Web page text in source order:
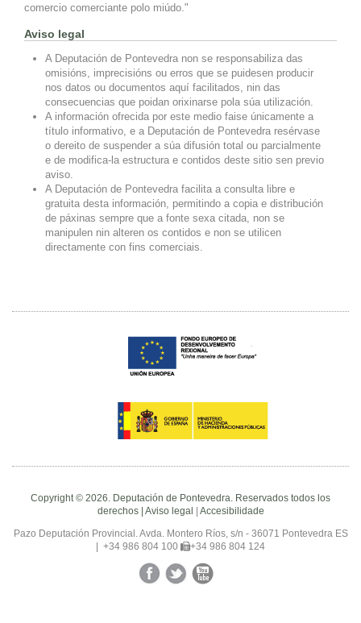
comercio comerciante polo miúdo."
Aviso legal
A Deputación de Pontevedra non se responsabiliza das
omisións, imprecisións ou erros que se puidesen producir
nos datos ou documentos aquí facilitados, nin das
consecuencias que poidan orixinarse pola súa utilización.
A información ofrecida por este medio faise únicamente a
título informativo, e a Deputación de Pontevedra resérvase
o dereito de suspender a súa difusión total ou parcialmente
e de modifica-la estructura e contidos deste sitio sen previo
aviso.
A Deputación de Pontevedra facilita a consulta libre e
gratuita desta información, permitindo a copia e distribución
de páxinas sempre que a fonte sexa citada, non se
manipulen nin alteren os contidos e non se utilicen
directamente con fins comerciais.
Copyright © 2026. Deputación de Pontevedra. Reservados todos los
derechos | Aviso legal | Accesibilidade
Pazo Deputación Provincial. Avda. Montero Ríos, s/n - 36071 Pontevedra ES
| +34 986 804 100
+34 986 804 124
FacebookTwitterYouTube